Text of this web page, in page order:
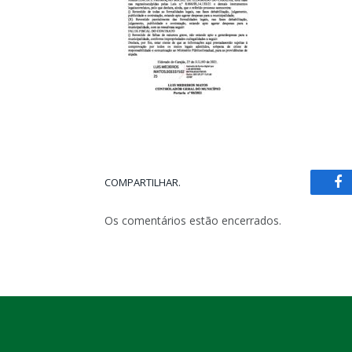
COMPARTILHAR.
Os comentários estão encerrados.